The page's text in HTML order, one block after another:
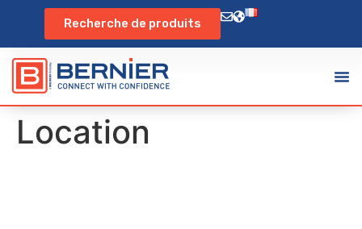
Recherche de produits
Location